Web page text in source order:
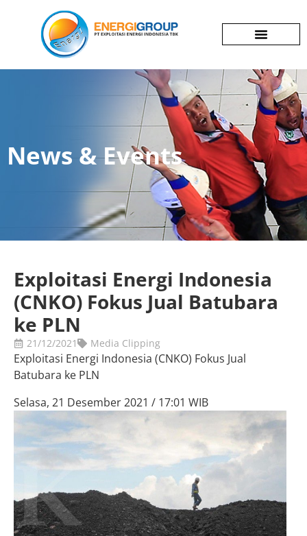
News & Events
Exploitasi Energi Indonesia
(CNKO) Fokus Jual Batubara
ke PLN
21/12/2021 Media Clipping
Exploitasi Energi Indonesia (CNKO) Fokus Jual
Batubara ke PLN
Selasa, 21 Desember 2021 / 17:01 WIB